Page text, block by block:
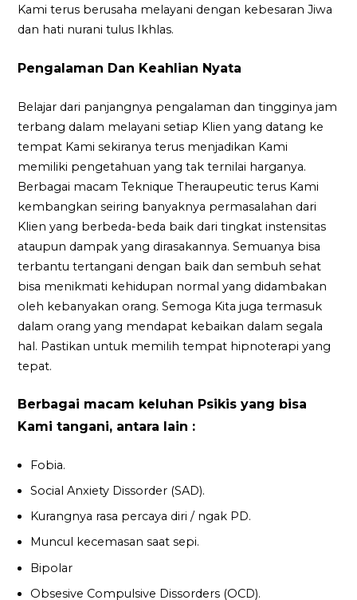
Kami terus berusaha melayani dengan kebesaran Jiwa
dan hati nurani tulus Ikhlas.
Pengalaman Dan Keahlian Nyata
Belajar dari panjangnya pengalaman dan tingginya jam
terbang dalam melayani setiap Klien yang datang ke
tempat Kami sekiranya terus menjadikan Kami
memiliki pengetahuan yang tak ternilai harganya.
Berbagai macam Teknique Theraupeutic terus Kami
kembangkan seiring banyaknya permasalahan dari
Klien yang berbeda-beda baik dari tingkat instensitas
ataupun dampak yang dirasakannya. Semuanya bisa
terbantu tertangani dengan baik dan sembuh sehat
bisa menikmati kehidupan normal yang didambakan
oleh kebanyakan orang. Semoga Kita juga termasuk
dalam orang yang mendapat kebaikan dalam segala
hal. Pastikan untuk memilih tempat hipnoterapi yang
tepat.
Berbagai macam keluhan Psikis yang bisa
Kami tangani, antara lain :
Fobia.
Social Anxiety Dissorder (SAD).
Kurangnya rasa percaya diri / ngak PD.
Muncul kecemasan saat sepi.
Bipolar
Obsesive Compulsive Dissorders (OCD).